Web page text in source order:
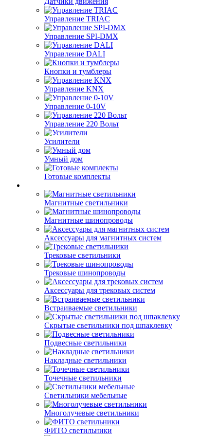
Управление TRIAC
Управление SPI-DMX
Управление DALI
Кнопки и тумблеры
Управление KNX
Управление 0-10V
Управление 220 Вольт
Усилители
Умный дом
Готовые комплекты
Магнитные светильники
Магнитные шинопроводы
Аксессуары для магнитных систем
Трековые светильники
Трековые шинопроводы
Аксессуары для трековых систем
Встраиваемые светильники
Скрытые светильники под шпаклевку
Подвесные светильники
Накладные светильники
Точечные светильники
Светильники мебельные
Многолучевые светильники
ФИТО светильники